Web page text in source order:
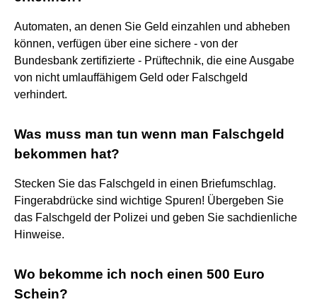
Automaten, an denen Sie Geld einzahlen und abheben
können, verfügen über eine sichere - von der
Bundesbank zertifizierte - Prüftechnik, die eine Ausgabe
von nicht umlauffähigem Geld oder Falschgeld
verhindert.
Was muss man tun wenn man Falschgeld
bekommen hat?
Stecken Sie das Falschgeld in einen Briefumschlag.
Fingerabdrücke sind wichtige Spuren! Übergeben Sie
das Falschgeld der Polizei und geben Sie sachdienliche
Hinweise.
Wo bekomme ich noch einen 500 Euro
Schein?